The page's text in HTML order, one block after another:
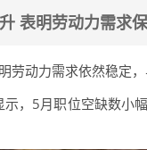
表明劳动力需求
动力需求依然稳定，
5月职位空缺数小